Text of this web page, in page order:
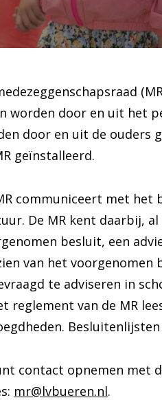
worden door en uit het
door en uit de ouders
geïnstalleerd.
communiceert met het
De MR kent daarbij,
besluit, een
van het voorgenomen
te adviseren in
reglement van de MR
Besluitenlijsten
contact opnemen met
mr@lvbueren.nl.